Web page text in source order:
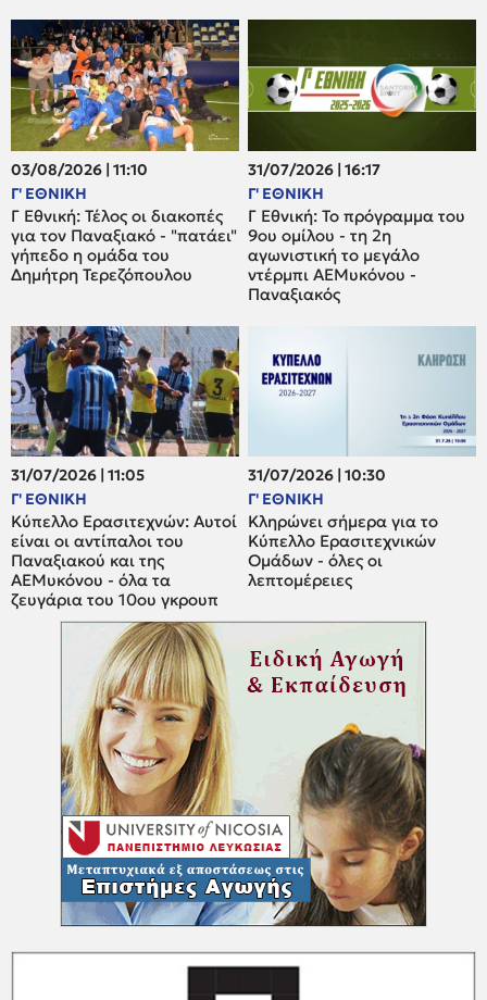
03/08/2026 | 11:10
Γ' ΕΘΝΙΚΗ
Γ Εθνική: Τέλος οι διακοπές
για τον Παναξιακό - "πατάει"
γήπεδο η ομάδα του
Δημήτρη Τερεζόπουλου
31/07/2026 | 16:17
Γ' ΕΘΝΙΚΗ
Γ Εθνική: Το πρόγραμμα του
9ου ομίλου - τη 2η
αγωνιστική το μεγάλο
ντέρμπι ΑΕΜυκόνου -
Παναξιακός
31/07/2026 | 11:05
Γ' ΕΘΝΙΚΗ
Κύπελλο Ερασιτεχνών: Αυτοί
είναι οι αντίπαλοι του
Παναξιακού και της
ΑΕΜυκόνου - όλα τα
ζευγάρια του 10ου γκρουπ
31/07/2026 | 10:30
Γ' ΕΘΝΙΚΗ
Κληρώνει σήμερα για το
Κύπελλο Ερασιτεχνικών
Ομάδων - όλες οι
λεπτομέρειες